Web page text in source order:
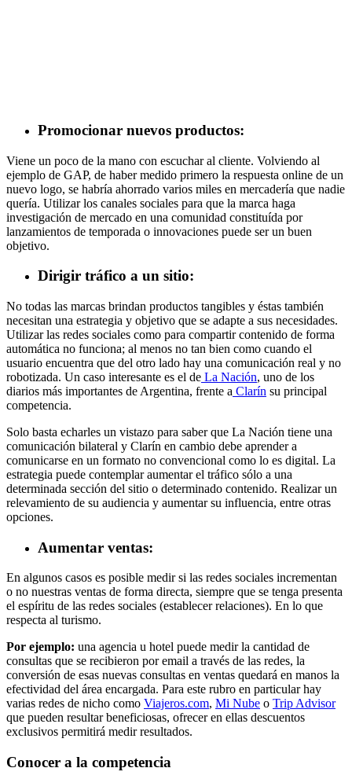
Promocionar nuevos productos:
Viene un poco de la mano con escuchar al cliente. Volviendo al
ejemplo de GAP, de haber medido primero la respuesta online de un
nuevo logo, se habría ahorrado varios miles en mercadería que nadie
quería. Utilizar los canales sociales para que la marca haga
investigación de mercado en una comunidad constituída por
lanzamientos de temporada o innovaciones puede ser un buen
objetivo.
Dirigir tráfico a un sitio:
No todas las marcas brindan productos tangibles y éstas también
necesitan una estrategia y objetivo que se adapte a sus necesidades.
Utilizar las redes sociales como para compartir contenido de forma
automática no funciona; al menos no tan bien como cuando el
usuario encuentra que del otro lado hay una comunicación real y no
robotizada. Un caso interesante es el de La Nación, uno de los
diarios más importantes de Argentina, frente a Clarín su principal
competencia.
Solo basta echarles un vistazo para saber que La Nación tiene una
comunicación bilateral y Clarín en cambio debe aprender a
comunicarse en un formato no convencional como lo es digital. La
estrategia puede contemplar aumentar el tráfico sólo a una
determinada sección del sitio o determinado contenido. Realizar un
relevamiento de su audiencia y aumentar su influencia, entre otras
opciones.
Aumentar ventas:
En algunos casos es posible medir si las redes sociales incrementan
o no nuestras ventas de forma directa, siempre que se tenga presenta
el espíritu de las redes sociales (establecer relaciones). En lo que
respecta al turismo.
Por ejemplo: una agencia u hotel puede medir la cantidad de
consultas que se recibieron por email a través de las redes, la
conversión de esas nuevas consultas en ventas quedará en manos la
efectividad del área encargada. Para este rubro en particular hay
varias redes de nicho como Viajeros.com, Mi Nube o Trip Advisor
que pueden resultar beneficiosas, ofrecer en ellas descuentos
exclusivos permitirá medir resultados.
Conocer a la competencia